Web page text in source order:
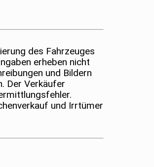
des Fahrzeuges
erheben nicht
und Bildern
Der Verkäufer
und Irrtümer